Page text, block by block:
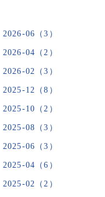
2026-06（3）
2026-04（2）
2026-02（3）
2025-12（8）
2025-10（2）
2025-08（3）
2025-06（3）
2025-04（6）
2025-02（2）